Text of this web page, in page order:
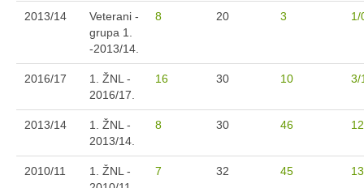
2013/14
Veterani -
grupa 1.
-2013/14.
8 20 3 1/
2016/17
1. ŽNL -
2016/17.
16 30 10 3/
2013/14
1. ŽNL -
2013/14.
8 30 46
2010/11
1. ŽNL -
7 32 45